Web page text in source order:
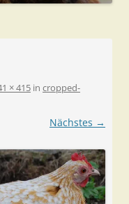
× 415 in cropped-
Nächstes →